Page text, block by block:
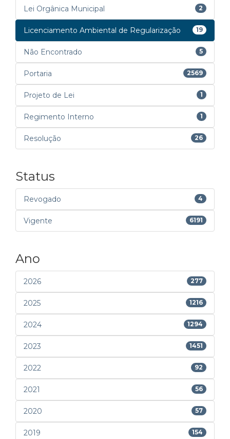
Lei Orgânica Municipal 2
Licenciamento Ambiental de Regularização 19
Não Encontrado 5
Portaria 2569
Projeto de Lei 1
Regimento Interno 1
Resolução 26
Status
Revogado 4
Vigente 6191
Ano
2026 277
2025 1216
2024 1294
2023 1451
2022 92
2021 56
2020 57
2019 154